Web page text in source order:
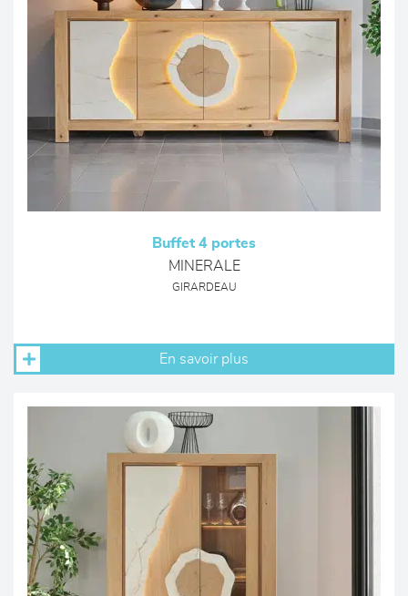
Buffet 4 portes
MINERALE
GIRARDEAU
En savoir plus